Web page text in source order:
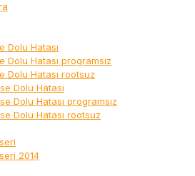
Dolu Hatası
Dolu Hatası programsız
Dolu Hatası rootsuz
Dolu Hatası
Dolu Hatası programsız
Dolu Hatası rootsuz
2014